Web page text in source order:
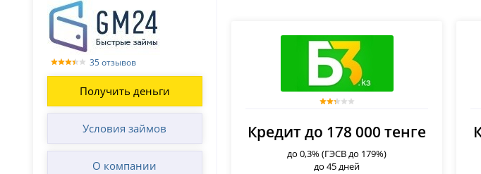
35 отзывов
Получить деньги
Условия займов
О компании
Кредит до 178 000 тенге
до 0,3% (ГЭСВ до 179%)
до 45 дней